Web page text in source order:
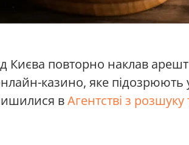
Києва повторно наклав
казино, яке підозрюють
вАгентстві з розшуку